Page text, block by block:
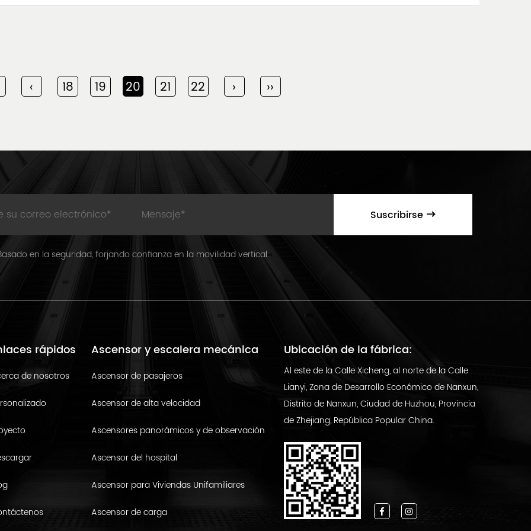
‹ 18 19 20 21 22 › ››
Suscribirse
en la seguridad, forjando confianza en la movilidad vertical.
rápidos
de nosotros
Ascensor y escalera mecánica
Ascensor de pasajeros
Ascensor de alta velocidad
Ascensores panorámicos y de observación
Ascensor del hospital
Ascensor para Viviendas Unifamiliares
Ascensor de carga
Ubicación de la fábrica:
Al este de la Calle Xicheng, al norte de la Calle
Lianyi, Zona de Desarrollo Económico de Nanxun,
Distrito de Nanxun, Ciudad de Huzhou, Provincia
de Zhejiang, República Popular China.